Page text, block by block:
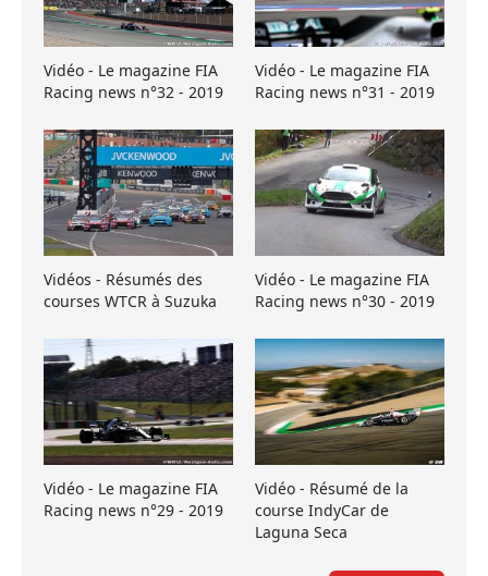
Vidéo - Le magazine FIA
Racing news n°32 - 2019
Vidéo - Le magazine FIA
Racing news n°31 - 2019
Vidéos - Résumés des
courses WTCR à Suzuka
Vidéo - Le magazine FIA
Racing news n°30 - 2019
Vidéo - Le magazine FIA
Racing news n°29 - 2019
Vidéo - Résumé de la
course IndyCar de
Laguna Seca